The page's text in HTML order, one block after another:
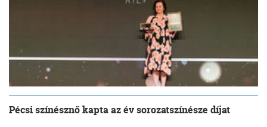
Pécsi színésznő kapta az év sorozatszínésze díjat